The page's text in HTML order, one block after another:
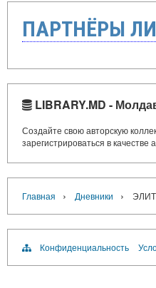
ПАРТНЁРЫ
LIBRARY.MD -
Создайте свою авторскую
зарегистрироваться в качестве
Главная › Дневники ›
Конфиденциальность